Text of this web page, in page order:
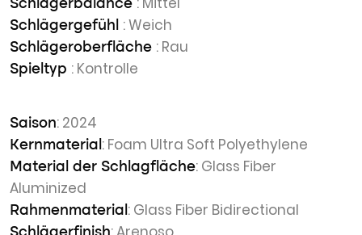
Schlägerbalance
Schlägergefühl : Weich
Schlägeroberfläche : Rau
Spieltyp : Kontrolle
Saison: 2024
Kernmaterial : Foam Ultra Soft Polyethylene
Material der Schlagfläche: Glass Fiber
Aluminized
Rahmenmaterial : Glass Fiber Bidirectional